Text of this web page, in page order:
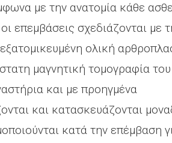
με την ανατομία κάθε
επεμβάσεις σχεδιάζονται με
ολική
μαγνητική τομογραφία του
και με προηγμένα
και κατασκευάζονται
κατά την επέμβαση